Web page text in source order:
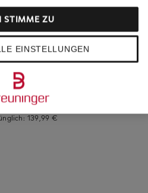
Fit aus
€
59,49 €
139,99 €
Leinenhemd LIAM
Regular Fit
79,99 €
EINSTELLUNGEN
STIMME ZU